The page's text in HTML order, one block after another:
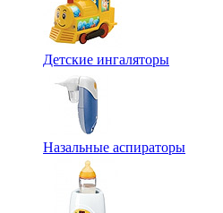
Детские ингаляторы
Назальные аспираторы